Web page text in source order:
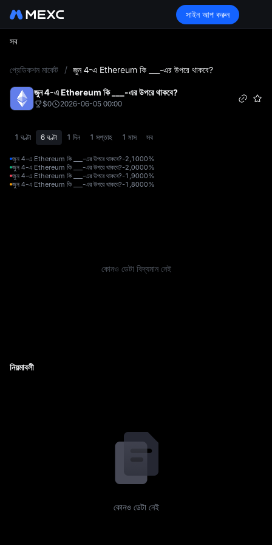
সাইন আপ করুন
সব
প্রেডিকশন মার্কেট / জুন 4-এ Ethereum কি ___-এর উপরে থাকবে?
জুন 4-এ Ethereum কি ___-এর উপরে থাকবে?
$0 2026-06-05 00:00
1 ঘণ্টা 6 ঘণ্টা 1 দিন 1 সপ্তাহ 1 মাস সব
জুন 4-এ Ethereum কি ___-এর উপরে থাকবে?-2,1000%
জুন 4-এ Ethereum কি ___-এর উপরে থাকবে?-2,0000%
জুন 4-এ Ethereum কি ___-এর উপরে থাকবে?-1,9000%
জুন 4-এ Ethereum কি ___-এর উপরে থাকবে?-1,8000%
কোনও ডেটা বিদ্যমান নেই
নিয়মাবলী
কোনও ডেটা নেই